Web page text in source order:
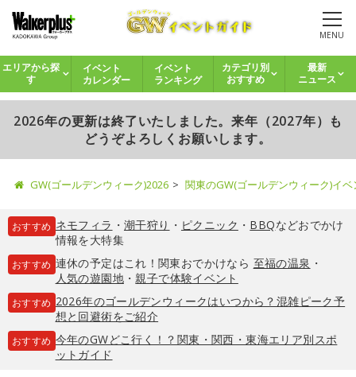
MENU
エリアから探
す
イベント
カレンダー
イベント
ランキング
カテゴリ別
おすすめ
最新
ニュース
2026年の更新は終了いたしました。来年（2027年）も
どうぞよろしくお願いします。
GW(ゴールデンウィーク)2026 関東のGW(ゴールデンウィーク)イ
おすすめ ネモフィラ ・ 潮干狩り ・ ピクニック ・ BBQなどおでかけ
情報を大特集
おすすめ 連休の予定はこれ！関東おでかけなら 至福の温泉 ・
人気の遊園地・親子で体験イベント
おすすめ 2026年のゴールデンウィークはいつから？混雑ピーク予
想と回避術をご紹介
おすすめ 今年のGWどこ行く！？関東・関西・東海エリア別スポ
ットガイド